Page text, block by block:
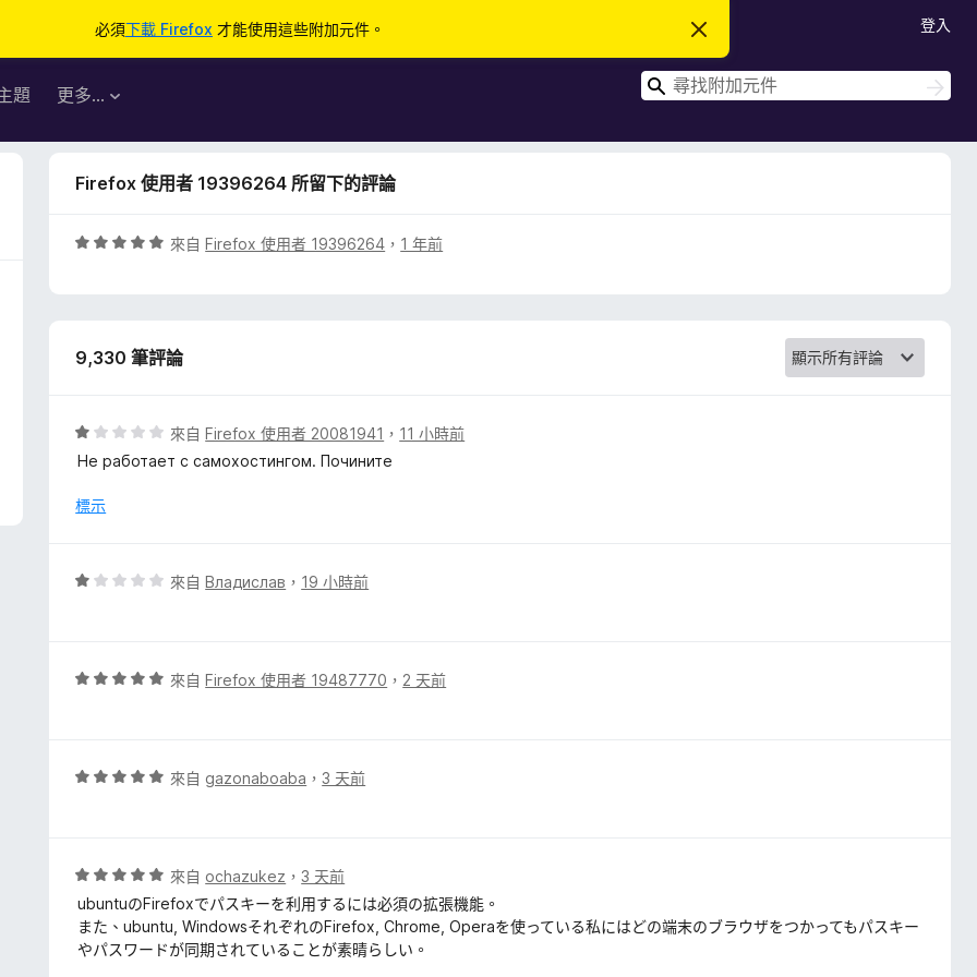
必須下載 Firefox 才能使用這些附加元件。
忽
此
通
知
題 更多…
登入
搜
搜
尋
Firefox 使用者 19396264 所留下的評論
評
滿
分
來自Firefox 使用者 19396264 ， 1 年前
9,330 筆評論
評
價
分
分
5
來自Firefox 使用者 20081941 ， 11 小時前
Не работает с самохостингом. Почините
標示
評
，
來自Владислав ， 19 小時前
評
，
來自Firefox 使用者 19487770 ， 2 天前
評
，
分
5
分
來自 gazonaboaba ，3 天前
評
價
5
分
來自 ochazukez ，3 天前
ubuntuのFirefoxでパスキーを利用するには必須の拡張機能。
また、ubuntu, WindowsそれぞれのFirefox, Chrome, Operaを使っている私にはどの端末のブラウザをつかってもパスキー
やパスワードが同期されていることが素晴らしい。